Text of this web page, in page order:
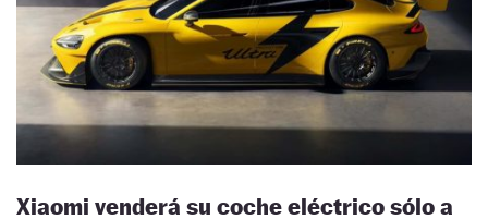
Xiaomi venderá su coche eléctrico sólo a